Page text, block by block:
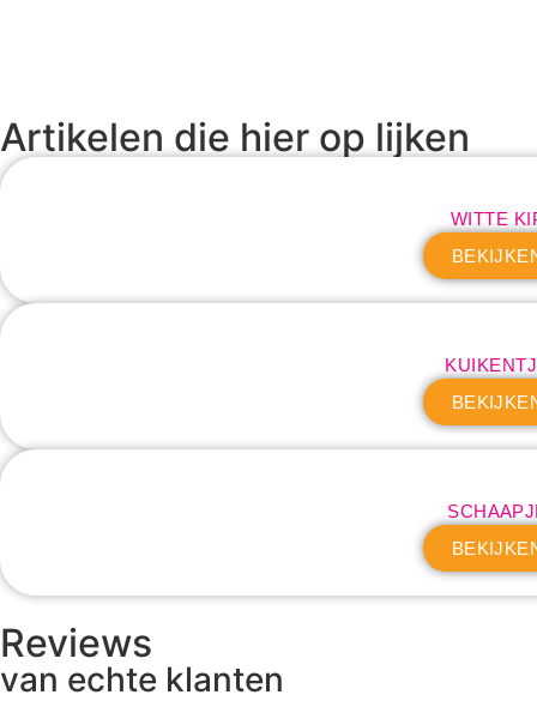
Artikelen die hier op lijken
WITTE
Reviews
van echte klanten